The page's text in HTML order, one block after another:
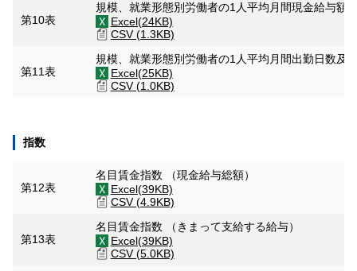
第10表
規模、就業形態別労働者の1人平均月間現金給与額
Excel(24KB)
CSV (1.3KB)
第11表
規模、就業形態別労働者の1人平均月間出勤日数及
Excel(25KB)
CSV (1.0KB)
指数
第12表
名目賃金指数 （現金給与総額）
Excel(39KB)
CSV (4.9KB)
第13表
名目賃金指数 （きまって支給する給与）
Excel(39KB)
CSV (5.0KB)